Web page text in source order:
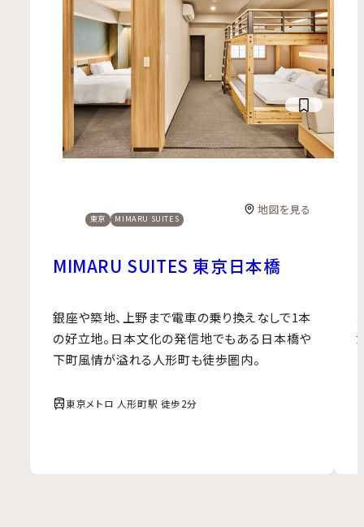
MIMARU SUITES 東京日本橋
東京 MIMARU SUITES
地図を見る
銀座や築地、上野まで電車の乗り換えなしで1本
の好立地。日本文化の発信地でもある日本橋や
下町風情が溢れる人形町も徒歩圏内。
東京メトロ 人形町駅 徒歩2分